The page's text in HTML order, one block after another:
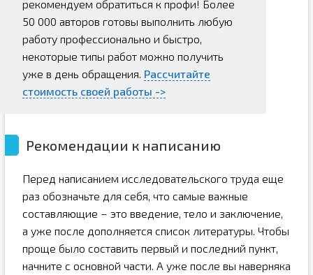
рекомендуем обратиться к профи! Более
50 000 авторов готовы выполнить любую
работу профессионально и быстро,
некоторые типы работ можно получить
уже в день обращения. Рассчитайте
стоимость своей работы ->
Рекомендации к написанию
Перед написанием исследовательского труда еще
раз обозначьте для себя, что самые важные
составляющие – это введение, тело и заключение,
а уже после дополняется список литературы. Чтобы
проще было составить первый и последний пункт,
начните с основной части. А уже после вы наверняка